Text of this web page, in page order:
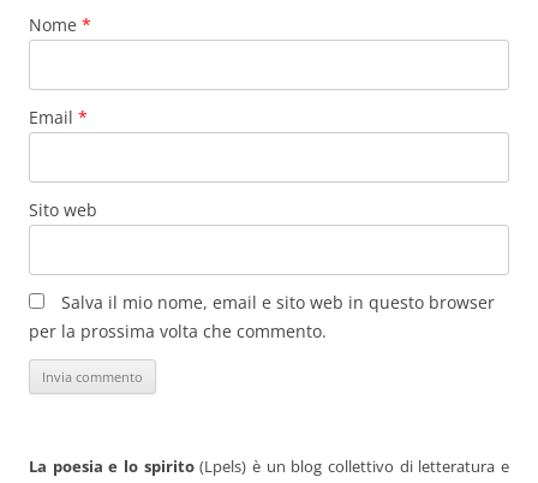
Nome *
Email *
Sito web
Salva il mio nome, email e sito web in questo browser
per la prossima volta che commento.
La poesia e lo spirito(Lpels) è un blog collettivo di letteratura e